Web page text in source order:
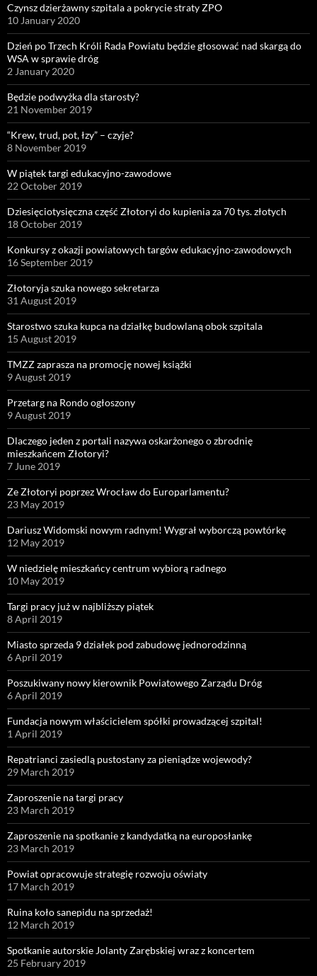
Czynsz dzierżawny szpitala a pokrycie straty ZPO
10 January 2020
Dzień po Trzech Króli Rada Powiatu będzie głosować nad skargą do
WSA w sprawie dróg
2 January 2020
Będzie podwyżka dla starosty?
21 November 2019
“Krew, trud, pot, łzy” – czyje?
8 November 2019
W piątek targi edukacyjno-zawodowe
22 October 2019
Dziesięciotysięczna część Złotoryi do kupienia za 70 tys. złotych
18 October 2019
Konkursy z okazji powiatowych targów edukacyjno-zawodowych
16 September 2019
Złotoryja szuka nowego sekretarza
31 August 2019
Starostwo szuka kupca na działkę budowlaną obok szpitala
15 August 2019
TMZZ zaprasza na promocję nowej książki
9 August 2019
Przetarg na Rondo ogłoszony
9 August 2019
Dlaczego jeden z portali nazywa oskarżonego o zbrodnię
mieszkańcem Złotoryi?
7 June 2019
Ze Złotoryi poprzez Wrocław do Europarlamentu?
23 May 2019
Dariusz Widomski nowym radnym! Wygrał wyborczą powtórkę
12 May 2019
W niedzielę mieszkańcy centrum wybiorą radnego
10 May 2019
Targi pracy już w najbliższy piątek
8 April 2019
Miasto sprzeda 9 działek pod zabudowę jednorodzinną
6 April 2019
Poszukiwany nowy kierownik Powiatowego Zarządu Dróg
6 April 2019
Fundacja nowym właścicielem spółki prowadzącej szpital!
1 April 2019
Repatrianci zasiedlą pustostany za pieniądze wojewody?
29 March 2019
Zaproszenie na targi pracy
23 March 2019
Zaproszenie na spotkanie z kandydatką na europosłankę
23 March 2019
Powiat opracowuje strategię rozwoju oświaty
17 March 2019
Ruina koło sanepidu na sprzedaż!
12 March 2019
Spotkanie autorskie Jolanty Zarębskiej wraz z koncertem
25 February 2019